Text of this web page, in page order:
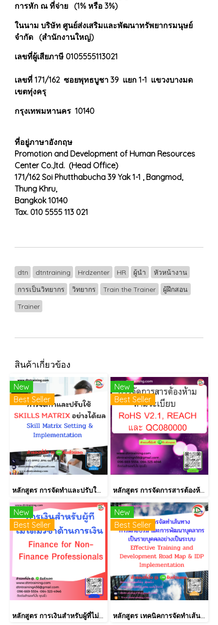
การหัก ณ ที่จ่าย (1% หรือ 3%)
ในนาม บริษัท ศูนย์ส่งเสริมและพัฒนาทรัพยากรมนุษย์
จำกัด (สำนักงานใหญ่)
เลขที่ผู้เสียภาษี 0105555113021
เลขที่ 171/162 ซอยพุทธบูชา 39 แยก 1-1 แขวงบางมด
เขตทุ่งครุ
กรุงเทพมหานคร 10140
ที่อยู่ภาษาอังกฤษ
Promotion and Development of Human Resources
Center Co.,ltd. (Head Office)
171/162 Soi Phutthabucha 39 Yak 1-1 , Bangmod,
Thung Khru,
Bangkok 10140
Tax. 010 5555 113 021
dtn dtntraining Hrdzenter HR ผู้นำ
หัวหน้างาน
การเป็นวิทยากร
วิทยากร Train the Trainer
ผู้ฝึกสอน
Trainer
สินค้าเกี่ยวข้อง
New
Best Seller
หลักสูตร การจัดทำและปรับใช้ SKILLS MATRIX อย่างได้ผล Skill Matrix Setting & Implementation
New
Best Seller
หลักสูตร การจัดการสารต้องห้ามตามระเบียบ RoHS V2.1, REACH และ QC080000
New
Best Seller
หลักสูตร การเงินสำหรับผู้ที่ไม่ได้มีวิชาชีพด้านการเงิน (Finance for Non-Finance Professionals)
New
Best Seller
หลักสูตร เทคนิคการจัดทำเส้นทางการฝึกอบรม และการพัฒนาบุคลากร เป็นรายบุคคลอย่างเป็นระบบ Effective Training and Development Road Map & IDP Implementation